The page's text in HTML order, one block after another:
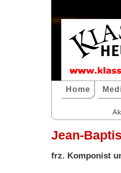
Home
Jean-
frz. Komponist